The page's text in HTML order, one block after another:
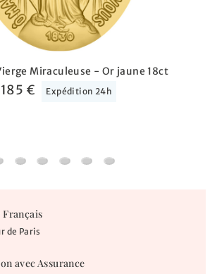
Miraculeuse - Or jaune 18ct
185 € Expédition 24h
Vierge Miraculeuse - Or jaune 18ct
Médaille Vierge Miraculeuse - Or blanc
Médaille Vierge Miraculeuse - Or
Médaille Vierge Miraculeuse -
Médaille Vierge
Médaille Vierge
de Paris
avec Assurance